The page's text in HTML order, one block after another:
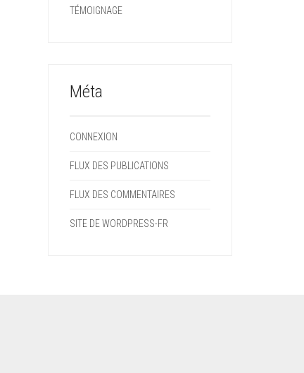
TÉMOIGNAGE
Méta
CONNEXION
FLUX DES PUBLICATIONS
FLUX DES COMMENTAIRES
SITE DE WORDPRESS-FR